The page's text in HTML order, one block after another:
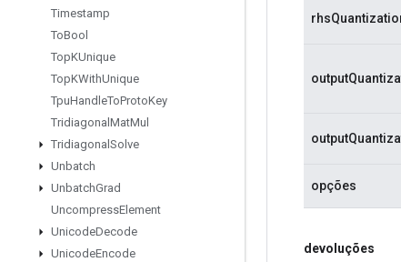
Timestamp
ToBool
TopKUnique
TopKWithUnique
TpuHandleToProtoKey
Tridiagonal MatMul
Tridiagonal Solve
Unbatch
UnbatchGrad
UncompressElement
UnicodeDecode
UnicodeEncode
opções
devoluções